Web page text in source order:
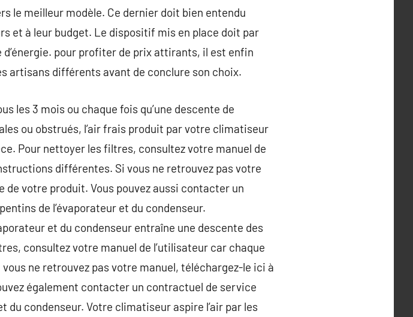
le meilleur modèle. Ce dernier doit bien entendu
et à leur budget. Le dispositif mis en place doit par
pour profiter de prix attirants, il est enfin
artisans différents avant de conclure son choix.
les 3 mois ou chaque fois qu’une descente de
ou obstrués, l’air frais produit par votre climatiseur
Pour nettoyer les filtres, consultez votre manuel de
différentes. Si vous ne retrouvez pas votre
de votre produit. Vous pouvez aussi contacter un
de l’évaporateur et du condenseur.
et du condenseur entraîne une descente des
consultez votre manuel de l’utilisateur car chaque
ne retrouvez pas votre manuel, téléchargez-le ici à
également contacter un contractuel de service
du condenseur. Votre climatiseur aspire l’air par les